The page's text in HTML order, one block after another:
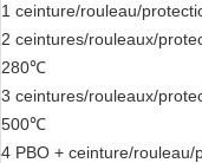
1 ceinture/rouleau/
2 ceintures/rouleaux/
280℃
3 ceintures/rouleaux/
500℃
4 PBO + ceinture/